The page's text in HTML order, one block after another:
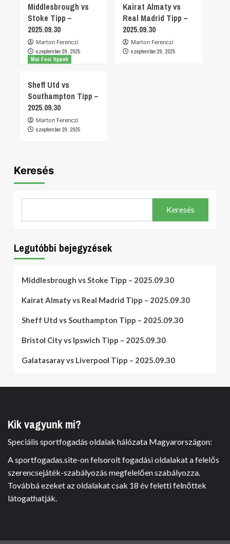
Middlesbrough vs
Stoke Tipp –
2025.09.30
Marton Ferenczi
szeptember 29, 2025
Kairat Almaty vs
Real Madrid Tipp –
2025.09.30
Marton Ferenczi
szeptember 29, 2025
Mai Foci tippek
Sheff Utd vs
Southampton Tipp –
2025.09.30
Marton Ferenczi
szeptember 29, 2025
Keresés
Keresés
Legutóbbi bejegyzések
Middlesbrough vs Stoke Tipp – 2025.09.30
Kairat Almaty vs Real Madrid Tipp – 2025.09.30
Sheff Utd vs Southampton Tipp – 2025.09.30
Bristol City vs Ipswich Tipp – 2025.09.30
Galatasaray vs Liverpool Tipp – 2025.09.30
Kik vagyunk mi?
Speciális sportfogadás oldalak hálózata Magyarországon:
A sportfogadas.site-on felsorolt fogadási oldalakat a felelős
szerencsejáték-szabályozás megfelelően szabályozza.
Továbbá ezeket az oldalakat csak 18 év feletti felnőttek
látogathatják.